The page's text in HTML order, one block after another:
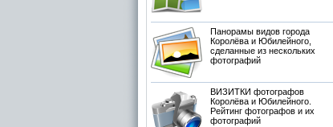
Панорамы видов города
Королёва и Юбилейного,
сделанные из нескольких
фотографий
ВИЗИТКИ фотографов
Королёва и Юбилейного.
Рейтинг фотографов и их
фотографий